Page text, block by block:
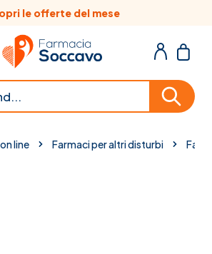
le offerte del mese
line Farmaci per altri disturbi